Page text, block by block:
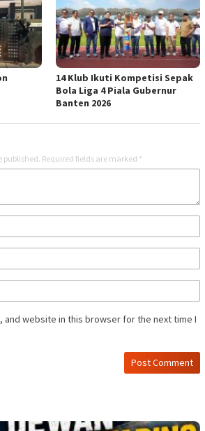
14 Klub Ikuti Kompetisi Sepak
Bola Liga 4 Piala Gubernur
Banten 2026
published. Required fields are marked *
and website in this browser for the next time I